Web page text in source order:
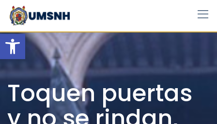
Open toolbar
Skip
content
Toquen puertas